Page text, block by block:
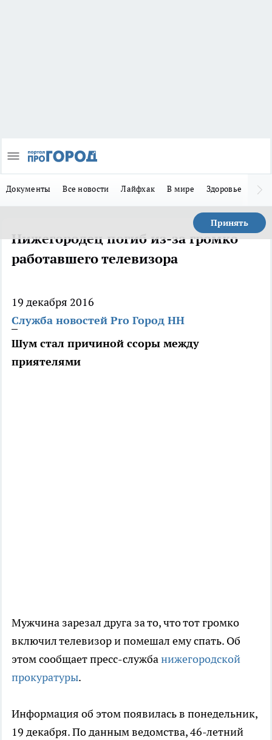
Документы Все новости Лайфхак В мире Здоровье
Принять
Нижегородец погиб из-за громко
работавшего телевизора
19 декабря 2016
Служба новостей Pro Город НН
Шум стал причиной ссоры между
приятелями
Мужчина зарезал друга за то, что тот громко
включил телевизор и помешал ему спать. Об
этом сообщает пресс-службанижегородской
прокуратуры.
Информация об этом появилась в понедельник,
19 декабря. По данным ведомства, 46-летний